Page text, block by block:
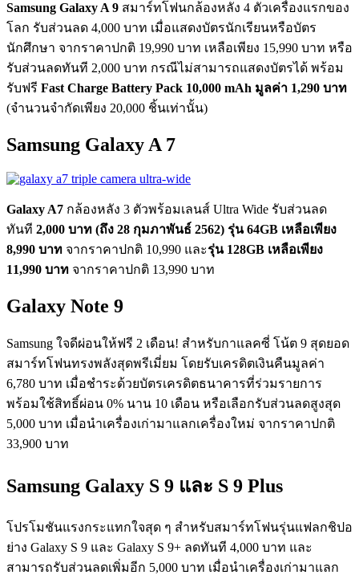
Samsung Galaxy A 9 สมาร์ทโฟนกล้องหลัง 4 ตัวเครื่องแรกของ
โลก รับส่วนลด 4,000 บาท เมื่อแสดงบัตรนักเรียนหรือบัตร
นักศึกษา จากราคาปกติ 19,990 บาท เหลือเพียง 15,990 บาท หรือ
รับส่วนลดทันที 2,000 บาท กรณีไม่สามารถแสดงบัตรได้ พร้อม
รับฟรี Fast Charge Battery Pack 10,000 mAh มูลค่า 1,290 บาท
(จำนวนจำกัดเพียง 20,000 ชิ้นเท่านั้น)
Samsung Galaxy A 7
Galaxy A7 กล้องหลัง 3 ตัวพร้อมเลนส์ Ultra Wide รับส่วนลด
ทันที 2,000 บาท (ถึง 28 กุมภาพันธ์ 2562) รุ่น 64GB เหลือเพียง
8,990 บาท จากราคาปกติ 10,990 และรุ่น 128GB เหลือเพียง
11,990 บาท จากราคาปกติ 13,990 บาท
Galaxy Note 9
Samsung ใจดีผ่อนให้ฟรี 2 เดือน! สำหรับกาแลคซี่ โน้ต 9 สุดยอด
สมาร์ทโฟนทรงพลังสุดพรีเมี่ยม โดยรับเครดิตเงินคืนมูลค่า
6,780 บาท เมื่อชำระด้วยบัตรเครดิตธนาคารที่ร่วมรายการ
พร้อมใช้สิทธิ์ผ่อน 0% นาน 10 เดือน หรือเลือกรับส่วนลดสูงสุด
5,000 บาท เมื่อนำเครื่องเก่ามาแลกเครื่องใหม่ จากราคาปกติ
33,900 บาท
Samsung Galaxy S 9 และ S 9 Plus
โปรโมชันแรงกระแทกใจสุด ๆ สำหรับสมาร์ทโฟนรุ่นแฟลกชิปอ
ย่าง Galaxy S 9 และ Galaxy S 9+ ลดทันที 4,000 บาท และ
สามารถรับส่วนลดเพิ่มอีก 5,000 บาท เมื่อนำเครื่องเก่ามาแลก